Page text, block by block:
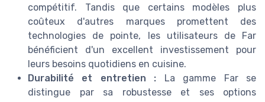
compétitif. Tandis que certains modèles plus
coûteux d'autres marques promettent des
technologies de pointe, les utilisateurs de Far
bénéficient d'un excellent investissement pour
leurs besoins quotidiens en cuisine.
Durabilité et entretien : La gamme Far se
distingue par sa robustesse et ses options